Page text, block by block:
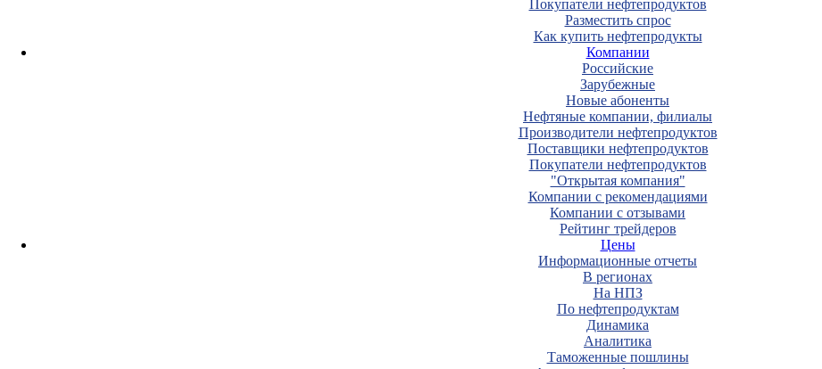
Покупатели нефтепродуктов
Разместить спрос
Как купить нефтепродукты
Компании
Российские
Зарубежные
Новые абоненты
Нефтяные компании, филиалы
Производители нефтепродуктов
Поставщики нефтепродуктов
Покупатели нефтепродуктов
"Открытая компания"
Компании с рекомендациями
Компании с отзывами
Рейтинг трейдеров
Цены
Информационные отчеты
В регионах
На НПЗ
По нефтепродуктам
Динамика
Аналитика
Таможенные пошлины